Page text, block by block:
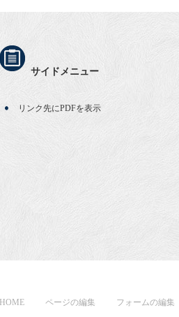
サイドメニュー
リンク先にPDFを表示
HOME ページの編集 フォームの編集